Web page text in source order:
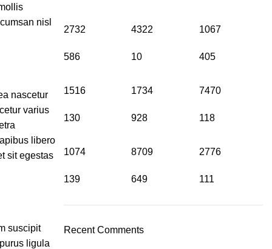
nisl
nascetur
varius
libero
sit egestas
suscipit
ligula
2732
586
4322
10
1067
405
1516
130
1734
928
7470
118
1074
139
8709
649
2776
111
Recent Comments